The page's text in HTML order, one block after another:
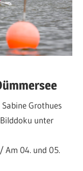
Grothues
unter
04. und 05.